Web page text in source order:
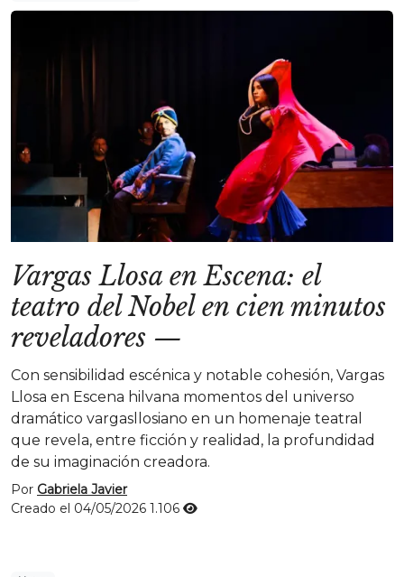
Vargas Llosa en Escena: el
teatro del Nobel en cien minutos
reveladores —
Con sensibilidad escénica y notable cohesión, Vargas
Llosa en Escena hilvana momentos del universo
dramático vargasllosiano en un homenaje teatral
que revela, entre ficción y realidad, la profundidad
de su imaginación creadora.
Por Gabriela Javier
Creado el 04/05/2026 1.106